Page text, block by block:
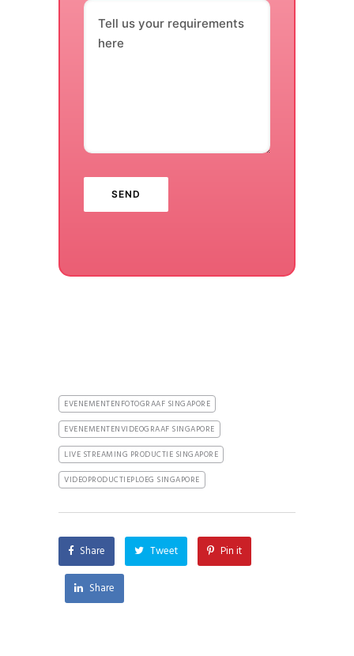
Tell us your requirements
here
EVENEMENTENFOTOGRAAF SINGAPORE
EVENEMENTENVIDEOGRAAF SINGAPORE
LIVE STREAMING PRODUCTIE SINGAPORE
VIDEOPRODUCTIEPLOEG SINGAPORE
Share Tweet Pin it
Share